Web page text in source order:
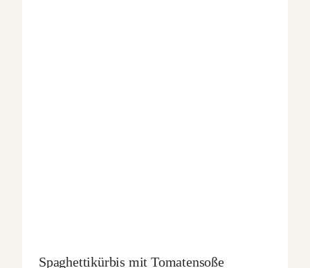
Spaghettikürbis mit Tomatensoße